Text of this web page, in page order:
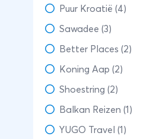
Puur Kroatië (4)
Sawadee (3)
Better Places (2)
Koning Aap (2)
Shoestring (2)
Balkan Reizen (1)
YUGO Travel (1)